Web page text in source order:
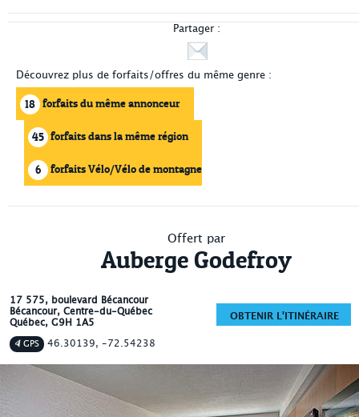
Partager :
Découvrez plus de forfaits/offres du même genre :
18 forfaits du même annonceur
45 forfaits dans la même région
6 forfaits Vélo/Vélo de montagne
Offert par
Auberge Godefroy
17 575, boulevard Bécancour
Bécancour, Centre-du-Québec
Québec, G9H 1A5
GPS 46.30139, -72.54238
OBTENIR L'ITINÉRAIRE